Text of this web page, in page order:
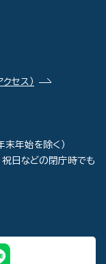
クセス）
年始を除く）
祝日などの閉庁時でも